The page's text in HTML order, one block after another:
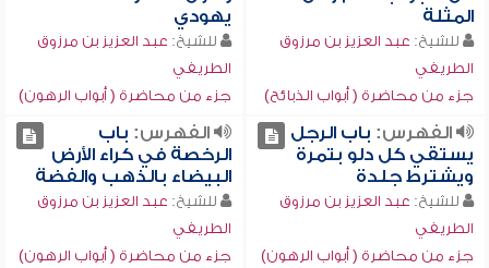
المثلة
للشيخ: عبد العزيز بن مرزوق
الطريفي
جزء من محاضرة ( أبواب الذبائح)
يهودي
للشيخ: عبد العزيز بن مرزوق
الطريفي
جزء من محاضرة ( أبواب الرهون)
الفهرس: باب الرجل
يستقي كل دلو بتمرة
ويشترط جلدة
للشيخ: عبد العزيز بن مرزوق
الطريفي
جزء من محاضرة ( أبواب الرهون)
الفهرس: باب
الرخصة في كراء الأرض
البيضاء بالذهب والفضة
للشيخ: عبد العزيز بن مرزوق
الطريفي
جزء من محاضرة ( أبواب الرهون)